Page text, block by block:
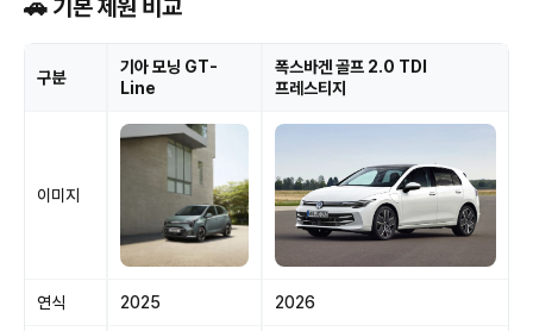
🚗 기본 제원 비교
구분
기아 모닝 GT-
Line
폭스바겐 골프 2.0 TDI
프레스티지
이미지
연식 2025 2026